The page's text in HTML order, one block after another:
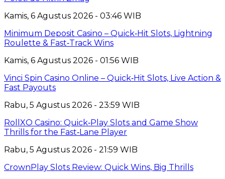
Kamis, 6 Agustus 2026 - 03:46 WIB
Minimum Deposit Casino – Quick‑Hit Slots, Lightning
Roulette & Fast‑Track Wins
Kamis, 6 Agustus 2026 - 01:56 WIB
Vinci Spin Casino Online – Quick‑Hit Slots, Live Action &
Fast Payouts
Rabu, 5 Agustus 2026 - 23:59 WIB
RollXO Casino: Quick‑Play Slots and Game Show
Thrills for the Fast‑Lane Player
Rabu, 5 Agustus 2026 - 21:59 WIB
CrownPlay Slots Review: Quick Wins, Big Thrills